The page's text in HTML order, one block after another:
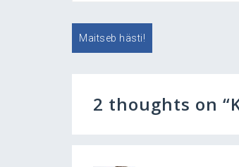
Navigeerimine
Maitseb hästi!
2 thoughts on “